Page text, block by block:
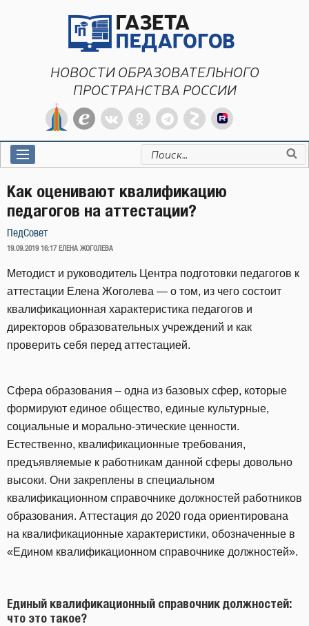
НОВОСТИ ОБРАЗОВАТЕЛЬНОГО
ПРОСТРАНСТВА РОССИИ
Искать:
Как оценивают квалификацию
педагогов на аттестации?
ПедСовет
ОПУБЛИКОВАНО
19.09.2019 16:17 ЕЛЕНА ЖОГОЛЕВА
Методист и руководитель Центра подготовки педагогов к
аттестации Елена Жоголева — о том, из чего состоит
квалификационная характеристика педагогов и
директоров образовательных учреждений и как
проверить себя перед аттестацией.
Сфера образования – одна из базовых сфер, которые
формируют единое общество, единые культурные,
социальные и морально-этические ценности.
Естественно, квалификационные требования,
предъявляемые к работникам данной сферы довольно
высоки. Они закреплены в специальном
квалификационном справочнике должностей работников
образования. Аттестация до 2020 года ориентирована
на квалификационные характеристики, обозначенные в
«Едином квалификационном справочнике должностей».
Единый квалификационный справочник должностей:
что это такое?